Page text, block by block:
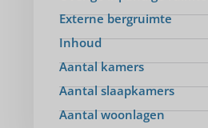
Externe bergruimte
Inhoud
Aantal kamers
Aantal slaapkamers
Aantal woonlagen